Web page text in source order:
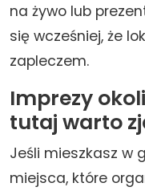
na żywo lub
się wcześniej, że
zapleczem.
Imprezy
tutaj warto
Jeśli mieszkasz w
miejsca, które